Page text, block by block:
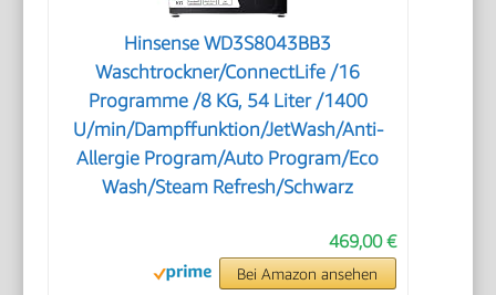
Hinsense WD3S8043BB3
Waschtrockner/ConnectLife /16
Programme /8 KG, 54 Liter /1400
U/min/Dampffunktion/JetWash/Anti-
Allergie Program/Auto Program/Eco
Wash/Steam Refresh/Schwarz
469,00 €
Bei Amazon ansehen